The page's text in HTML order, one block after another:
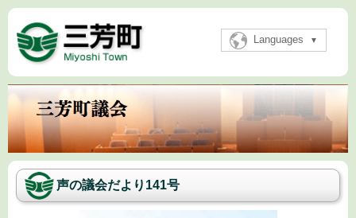
Languages
声の議会だより141号